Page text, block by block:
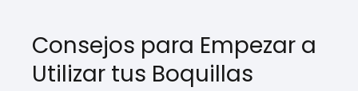
Consejos para Empezar a
Utilizar tus Boquillas